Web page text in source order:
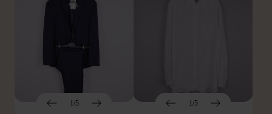
1/5
1/5